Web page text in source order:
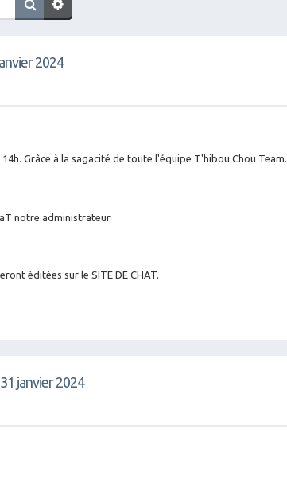
2024
Grâce à la sagacité de toute l'équipe T'hibou Chou Team.
notre administrateur.
éditées sur le SITE DE CHAT.
janvier 2024